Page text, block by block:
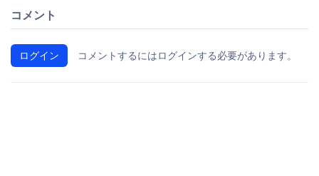
コメント
ログイン コメントするにはログインする必要があります。